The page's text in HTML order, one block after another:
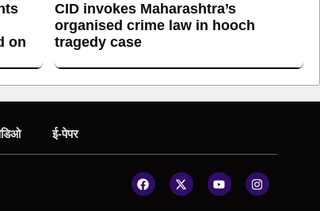
on
CID invokes Maharashtra’s
organised crime law in hooch
tragedy case
ई-पेपर